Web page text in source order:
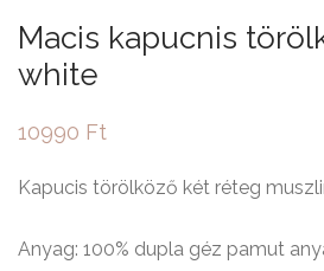
Macis kapucnis
white
10990 Ft
Kapucis törölköző két réteg
Anyag: 100% dupla géz pamut